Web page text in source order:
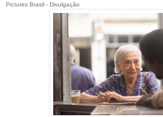
Pictures Brasil - Divulgação